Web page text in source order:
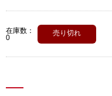
在庫数：
0
売り切れ